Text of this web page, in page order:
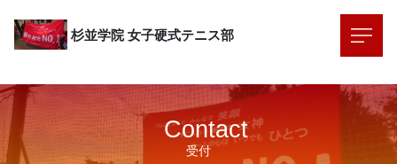
杉並学院 女子硬式テニス部
受付
Contact